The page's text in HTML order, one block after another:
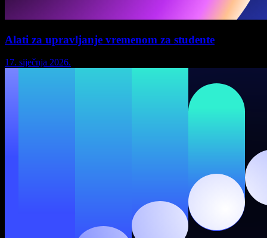
Alati za upravljanje vremenom za studente
17. siječnja 2026.